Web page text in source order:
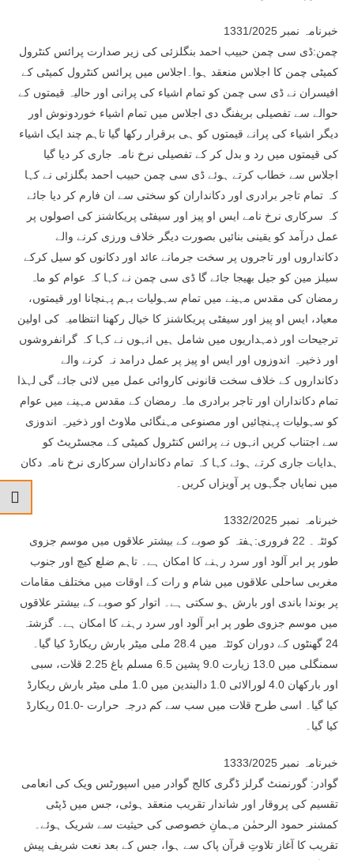
خبرنامہ نمبر 1331/2025
چمن:ڈی سی چمن حبیب احمد بنگلزئی کی زیر صدارت پرائس کنٹرول
کمیٹی چمن کا اجلاس منعقد ہوا۔اجلاس میں پرائس کنٹرول کمیٹی کے
افیسران نے ڈی سی چمن کو تمام اشیاء کی پرانی اور حالیہ قیمتوں کے
حوالے سے تفصیلی بریفنگ دی اجلاس میں تمام اشیاء خوردونوش اور
دیگر اشیاء کی پرانے قیمتوں کو ہی برقرار رکھا گیا تاہم چند ایک اشیاء
کی قیمتوں میں رد و بدل کر کے تفصیلی نرخ نامہ جاری کر دیا گیا
اجلاس سے خطاب کرتے ہوئے ڈی سی چمن حبیب احمد بگلزئی نے کہا
کہ تمام تاجر برادری اور دکانداران کو سختی سے ان فارم کر دیا جائے
کہ سرکاری نرخ نامے ایس او پیز اور سیفٹی پریکاشنز کی اصولوں پر
عمل درآمد کو یقینی بنائیں بصورت دیگر خلاف ورزی کرنے والے
دکانداروں اور تاجروں پر سخت جرمانے عائد اور دکانوں کو سیل کرکے
سیلز مین کو جیل بھیجا جائے گا ڈی سی چمن نے کہا کہ عوام کو ماہ
رمضان کی مقدس مہینے میں تمام سہولیات بہم پہنچانا اور قیمتوں،
معیاد، ایس او پیز اور سیفٹی پریکاشنز کا خیال رکھنا انتظامیہ کی اولین
ترجیحات اور ذمہداریوں میں شامل ہیں انہوں نے کہا کہ گرانفروشوں
اور ذخیرہ اندوزوں اور ایس او پیز پر عمل درامد نہ کرنے والے
دکانداروں کے خلاف سخت قانونی کاروائی عمل میں لائی جائے گی لہذا
تمام دکانداران اور تاجر برادری ماہ رمضان کے مقدس مہینے میں عوام
کو سہولیات پہنچائیں اور مصنوعی مہنگائی ملاوٹ اور ذخیرہ اندوزی
سے اجتناب کریں انہوں نے پرائس کنٹرول کمیٹی کے مجسٹریٹ کو
ہدایات جاری کرتے ہوئے کہا کہ تمام دکانداران سرکاری نرخ نامہ دکان
میں نمایاں جگہوں پر آویزاں کریں۔
خبرنامہ نمبر 1332/2025
کوئٹہ۔ 22 فروری:ہفتہ کو صوبے کے بیشتر علاقوں میں موسم جزوی
طور پر ابر آلود اور سرد رہنے کا امکان ہے۔ تاہم ضلع کیچ اور جنوب
مغربی ساحلی علاقوں میں شام و رات کے اوقات میں مختلف مقامات
پر بوندا باندی اور بارش ہو سکتی ہے۔ اتوار کو صوبے کے بیشتر علاقوں
میں موسم جزوی طور پر ابر آلود اور سرد رہنے کا امکان ہے۔ گزشتہ
24 گھنٹوں کے دوران کوئٹہ میں 28.4 ملی میٹر بارش ریکارڈ کیا گیا۔
سمنگلی میں 13.0 زیارت 9.0 پشین 6.5 مسلم باغ 2.25 قلات، سبی
اور بارکھان 4.0 لورالائی 1.0 دالبندین میں 1.0 ملی میٹر بارش ریکارڈ
کیا گیا۔ اسی طرح قلات میں سب سے کم درجہ حرارت -01.0 ریکارڈ
کیا گیا۔
خبرنامہ نمبر 1333/2025
گوادر: گورنمنٹ گرلز ڈگری کالج گوادر میں اسپورٹس ویک کی انعامی
تقسیم کی پروقار اور شاندار تقریب منعقد ہوئی، جس میں ڈپٹی
کمشنر حمود الرحمٰن مہمانِ خصوصی کی حیثیت سے شریک ہوئے۔
تقریب کا آغاز تلاوتِ قرآن پاک سے ہوا، جس کے بعد نعت شریف پیش